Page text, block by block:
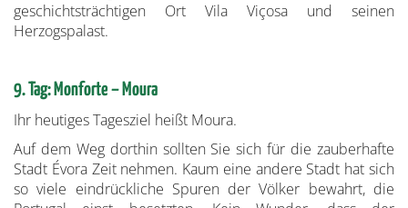
geschichtsträchtigen Ort Vila Viçosa und seinen
Herzogspalast.
9. Tag: Monforte – Moura
Ihr heutiges Tagesziel heißt Moura.
Auf dem Weg dorthin sollten Sie sich für die zauberhafte
Stadt Évora Zeit nehmen. Kaum eine andere Stadt hat sich
so viele eindrückliche Spuren der Völker bewahrt, die